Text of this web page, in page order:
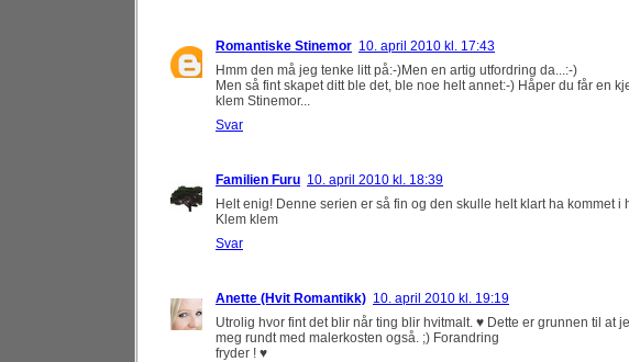
Romantiske Stinemor 10. april 2010 kl. 17:43
Hmm den må jeg tenke litt på:-)Men en artig utfordring da...:-)
Men så fint skapet ditt ble det, ble noe helt annet:-) Håper du får en
klem Stinemor...
Svar
Familien Furu 10. april 2010 kl. 18:39
Helt enig! Denne serien er så fin og den skulle helt klart ha kommet i
Klem klem
Svar
Anette (Hvit Romantikk) 10. april 2010 kl. 19:19
Utrolig hvor fint det blir når ting blir hvitmalt. ♥ Dette er grunnen til at
meg rundt med malerkosten også. ;) Forandring
fryder ! ♥